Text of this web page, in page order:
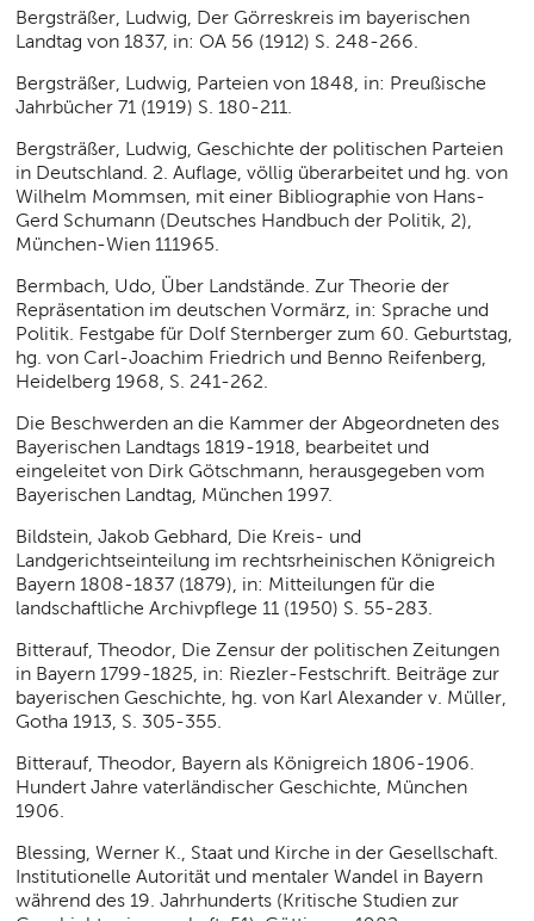
Bergsträßer, Ludwig, Der Görreskreis im bayerischen
Landtag von 1837, in: OA 56 (1912) S. 248-266.
Bergsträßer, Ludwig, Parteien von 1848, in: Preußische
Jahrbücher 71 (1919) S. 180-211.
Bergsträßer, Ludwig, Geschichte der politischen Parteien
in Deutschland. 2. Auflage, völlig überarbeitet und hg. von
Wilhelm Mommsen, mit einer Bibliographie von Hans-
Gerd Schumann (Deutsches Handbuch der Politik, 2),
München-Wien 111965.
Bermbach, Udo, Über Landstände. Zur Theorie der
Repräsentation im deutschen Vormärz, in: Sprache und
Politik. Festgabe für Dolf Sternberger zum 60. Geburtstag,
hg. von Carl-Joachim Friedrich und Benno Reifenberg,
Heidelberg 1968, S. 241-262.
Die Beschwerden an die Kammer der Abgeordneten des
Bayerischen Landtags 1819-1918, bearbeitet und
eingeleitet von Dirk Götschmann, herausgegeben vom
Bayerischen Landtag, München 1997.
Bildstein, Jakob Gebhard, Die Kreis- und
Landgerichtseinteilung im rechtsrheinischen Königreich
Bayern 1808-1837 (1879), in: Mitteilungen für die
landschaftliche Archivpflege 11 (1950) S. 55-283.
Bitterauf, Theodor, Die Zensur der politischen Zeitungen
in Bayern 1799-1825, in: Riezler-Festschrift. Beiträge zur
bayerischen Geschichte, hg. von Karl Alexander v. Müller,
Gotha 1913, S. 305-355.
Bitterauf, Theodor, Bayern als Königreich 1806-1906.
Hundert Jahre vaterländischer Geschichte, München
1906.
Blessing, Werner K., Staat und Kirche in der Gesellschaft.
Institutionelle Autorität und mentaler Wandel in Bayern
während des 19. Jahrhunderts (Kritische Studien zur